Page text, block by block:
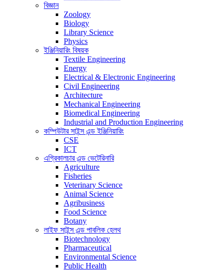
বিজ্ঞান
Zoology
Biology
Library Science
Physics
ইঞ্জিনিয়ারিং বিষয়ক
Textile Engineering
Energy
Electrical & Electronic Engineering
Civil Engineering
Architecture
Mechanical Engineering
Biomedical Engineering
Industrial and Production Engineering
কম্পিউটার সাইন্স এন্ড ইঞ্জিনিয়ারিং
CSE
ICT
এগ্রিকালচার এন্ড ভেটেরিনারি
Agriculture
Fisheries
Veterinary Science
Animal Science
Agribusiness
Food Science
Botany
লাইফ সাইন্স এন্ড পাবলিক হেলথ
Biotechnology
Pharmaceutical
Environmental Science
Public Health